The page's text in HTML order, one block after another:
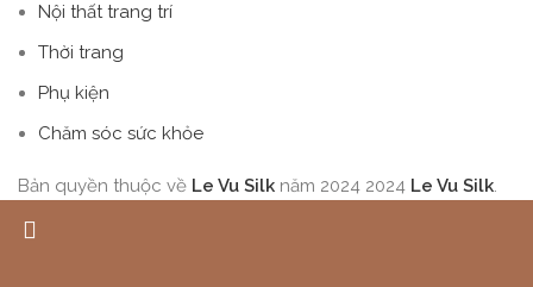
Nội thất trang trí
Thời trang
Phụ kiện
Chăm sóc sức khỏe
Bản quyền thuộc về Le Vu Silk năm 2024 2024 Le Vu Silk.